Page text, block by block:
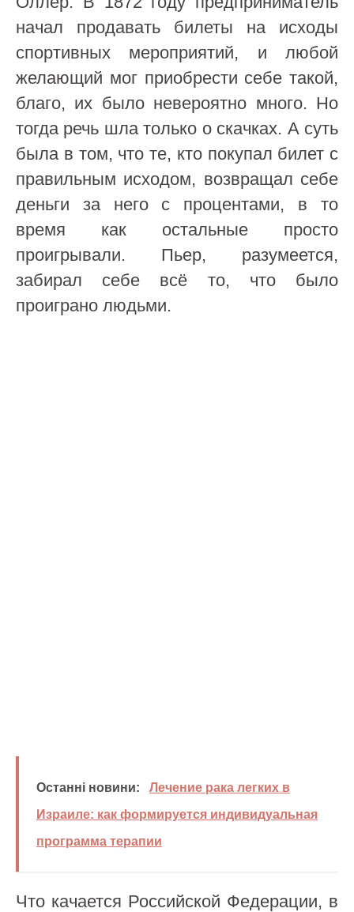
начал продавать билеты на исходы
спортивных мероприятий, и любой
желающий мог приобрести себе такой,
благо, их было невероятно много. Но
тогда речь шла только о скачках. А суть
была в том, что те, кто покупал билет с
правильным исходом, возвращал себе
деньги за него с процентами, в то
время как остальные просто
проигрывали. Пьер, разумеется,
забирал себе всё то, что было
проиграно людьми.
Останні новини:
Лечение рака легких в
Израиле: как формируется индивидуальная
программа терапии
Что качается Российской Федерации, в